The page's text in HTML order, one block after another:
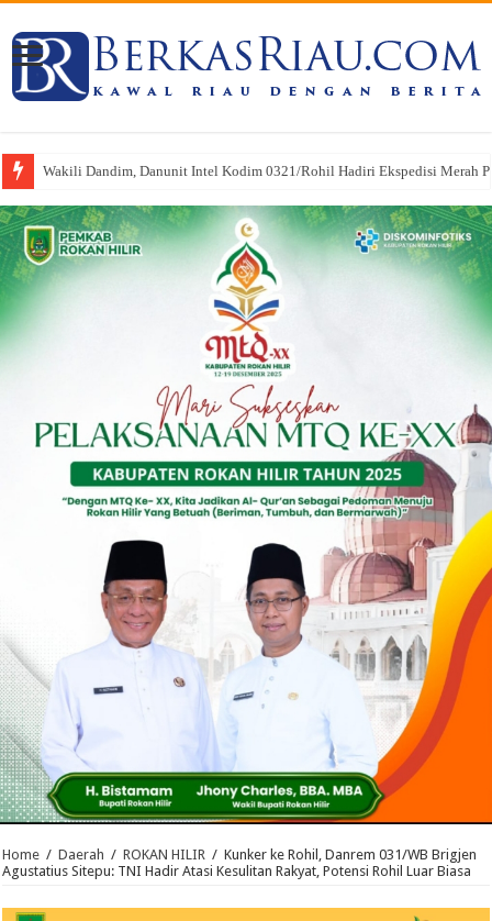
Wakili Dandim, Danunit Intel Kodim 0321/Rohil Hadiri Ekspedisi Merah
Home / Daerah / ROKAN HILIR / Kunker ke Rohil, Danrem 031/WB Brigjen
Agustatius Sitepu: TNI Hadir Atasi Kesulitan Rakyat, Potensi Rohil Luar Biasa